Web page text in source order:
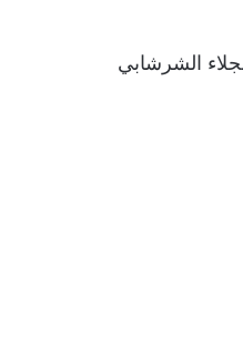
الشرشابي